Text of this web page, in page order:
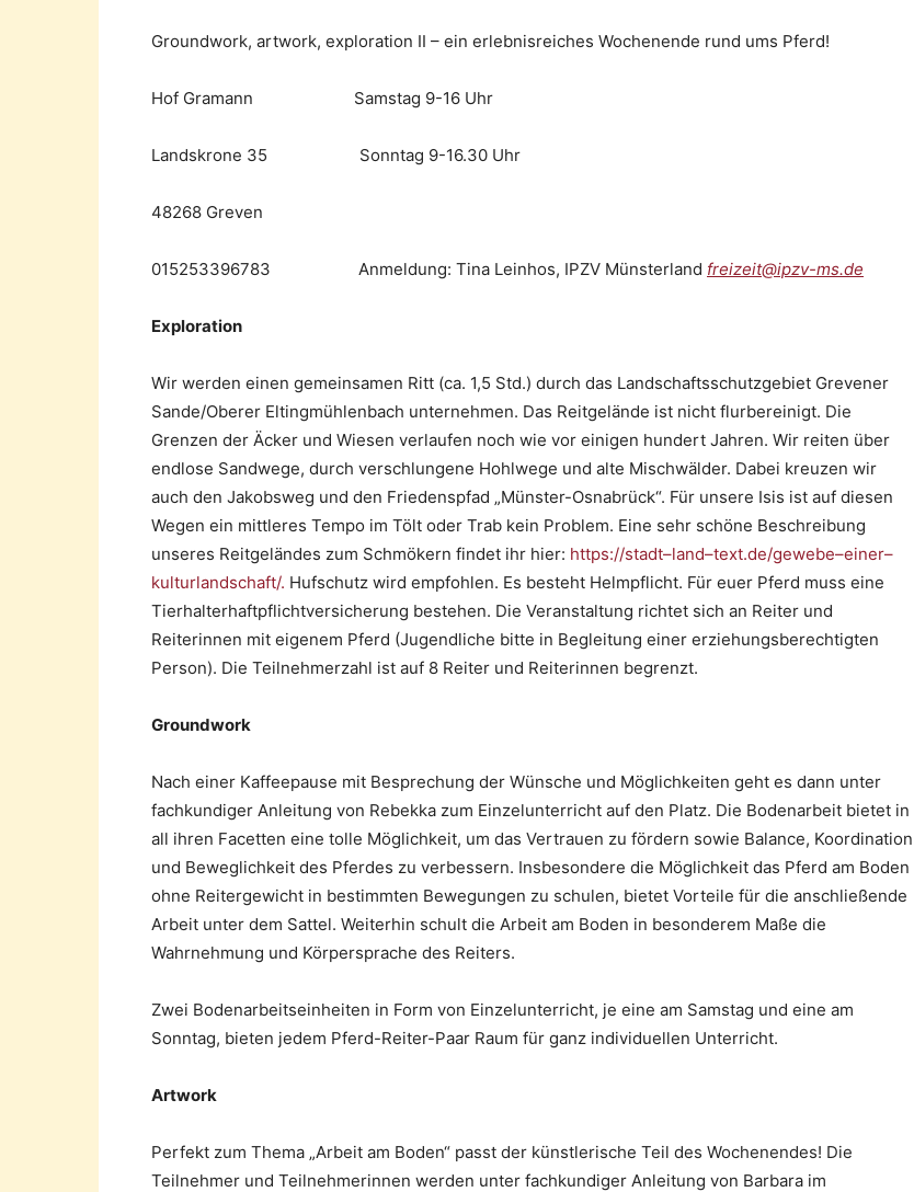
Groundwork, artwork, exploration II – ein erlebnisreiches Wochenende rund ums Pferd!
Hof Gramann Samstag 9-16 Uhr
Landskrone 35 Sonntag 9-16.30 Uhr
48268 Greven
015253396783 Anmeldung: Tina Leinhos, IPZV Münsterland freizeit@ipzv-ms.de
Exploration
Wir werden einen gemeinsamen Ritt (ca. 1,5 Std.) durch das Landschaftsschutzgebiet Grevener
Sande/Oberer Eltingmühlenbach unternehmen. Das Reitgelände ist nicht flurbereinigt. Die
Grenzen der Äcker und Wiesen verlaufen noch wie vor einigen hundert Jahren. Wir reiten über
endlose Sandwege, durch verschlungene Hohlwege und alte Mischwälder. Dabei kreuzen wir
auch den Jakobsweg und den Friedenspfad „Münster-Osnabrück“. Für unsere Isis ist auf diesen
Wegen ein mittleres Tempo im Tölt oder Trab kein Problem. Eine sehr schöne Beschreibung
unseres Reitgeländes zum Schmökern findet ihr hier: https://stadt–land–text.de/gewebe–einer–
kulturlandschaft/. Hufschutz wird empfohlen. Es besteht Helmpflicht. Für euer Pferd muss eine
Tierhalterhaftpflichtversicherung bestehen. Die Veranstaltung richtet sich an Reiter und
Reiterinnen mit eigenem Pferd (Jugendliche bitte in Begleitung einer erziehungsberechtigten
Person). Die Teilnehmerzahl ist auf 8 Reiter und Reiterinnen begrenzt.
Groundwork
Nach einer Kaffeepause mit Besprechung der Wünsche und Möglichkeiten geht es dann unter
fachkundiger Anleitung von Rebekka zum Einzelunterricht auf den Platz. Die Bodenarbeit bietet in
all ihren Facetten eine tolle Möglichkeit, um das Vertrauen zu fördern sowie Balance, Koordination
und Beweglichkeit des Pferdes zu verbessern. Insbesondere die Möglichkeit das Pferd am Boden
ohne Reitergewicht in bestimmten Bewegungen zu schulen, bietet Vorteile für die anschließende
Arbeit unter dem Sattel. Weiterhin schult die Arbeit am Boden in besonderem Maße die
Wahrnehmung und Körpersprache des Reiters.
Zwei Bodenarbeitseinheiten in Form von Einzelunterricht, je eine am Samstag und eine am
Sonntag, bieten jedem Pferd-Reiter-Paar Raum für ganz individuellen Unterricht.
Artwork
Perfekt zum Thema „Arbeit am Boden“ passt der künstlerische Teil des Wochenendes! Die
Teilnehmer und Teilnehmerinnen werden unter fachkundiger Anleitung von Barbara im